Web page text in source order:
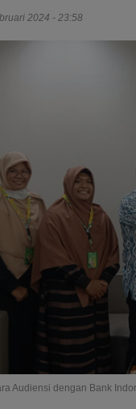
2024 - 23:58
Audiensi dengan Bank